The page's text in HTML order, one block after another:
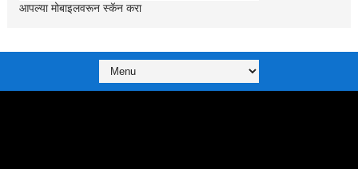
आपल्या मोबाइलवरून स्कॅन करा